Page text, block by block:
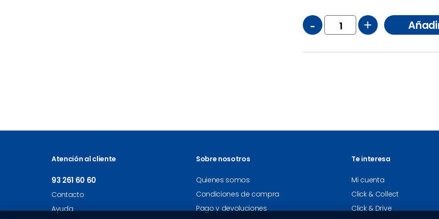
- +
Atención al cliente
93 261 60 60
Contacto
Ayuda
Sobre nosotros
Quienes somos
Condiciones de compra
Pago y devoluciones
Te interesa
Mi cuenta
Click & Collect
Click & Drive